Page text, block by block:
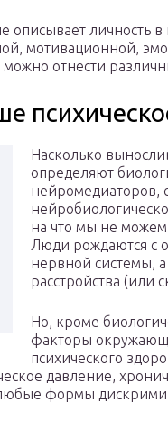
описывает личность
мотивационной,
отнести
Насколько
определяют
нейромедиаторов,
на что мы не
Люди рождаются с
нервной системы,
расстройства (или
Но, кроме
факторы
психического
давление,
формы